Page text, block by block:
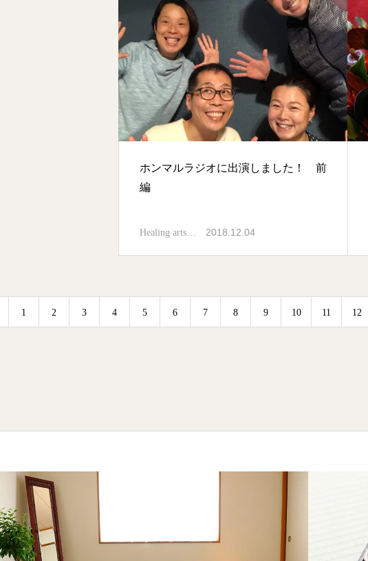
ホンマルラジオに出演しました！ 前
編
Healing arts… 2018.12.04
1 2 3 4 5 6 7 8 9 10 11 12